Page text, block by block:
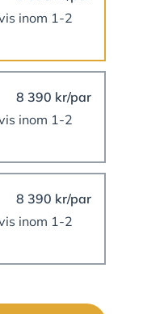
inom 1-2
8 390 kr/par
inom 1-2
8 390 kr/par
inom 1-2